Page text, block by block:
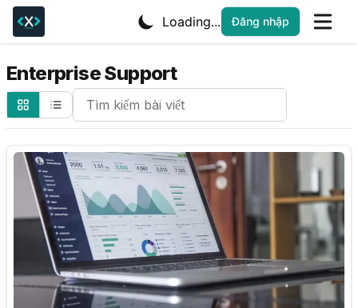
Loading... Đăng nhập
Enterprise Support
Search Cheatsheets